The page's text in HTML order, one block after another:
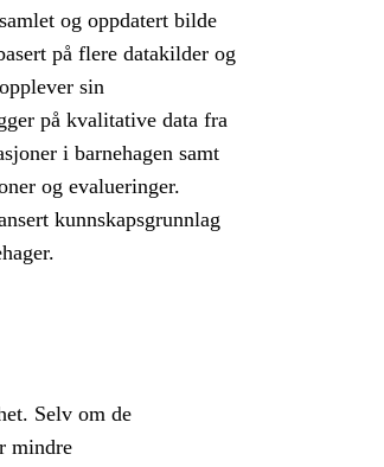
og oppdatert bilde
på flere datakilder og
sin
på kvalitative data fra
i barnehagen samt
og evalueringer.
kunnskapsgrunnlag
Selv om de
mindre